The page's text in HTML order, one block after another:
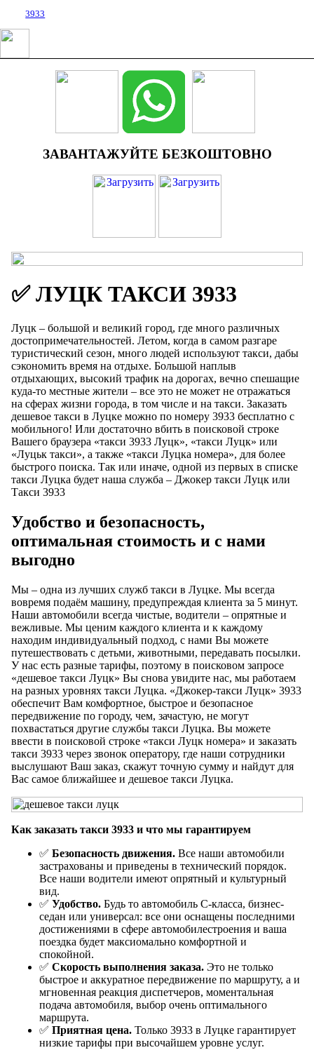
3933
ЗАВАНТАЖУЙТЕ БЕЗКОШТОВНО
✅ ЛУЦК ТАКСИ 3933
Луцк – большой и великий город, где много различных
достопримечательностей. Летом, когда в самом разгаре
туристический сезон, много людей используют такси, дабы
сэкономить время на отдыхе. Большой наплыв
отдыхающих, высокий трафик на дорогах, вечно спешащие
куда-то местные жители – все это не может не отражаться
на сферах жизни города, в том числе и на такси. Заказать
дешевое такси в Луцке можно по номеру 3933 бесплатно с
мобильного! Или достаточно вбить в поисковой строке
Вашего браузера «такси 3933 Луцк», «такси Луцк» или
«Луцьк такси», а также «такси Луцка номера», для более
быстрого поиска. Так или иначе, одной из первых в списке
такси Луцка будет наша служба – Джокер такси Луцк или
Такси 3933
Удобство и безопасность,
оптимальная стоимость и с нами
выгодно
Мы – одна из лучших служб такси в Луцке. Мы всегда
вовремя подаём машину, предупреждая клиента за 5 минут.
Наши автомобили всегда чистые, водители – опрятные и
вежливые. Мы ценим каждого клиента и к каждому
находим индивидуальный подход, с нами Вы можете
путешествовать с детьми, животными, передавать посылки.
У нас есть разные тарифы, поэтому в поисковом запросе
«дешевое такси Луцк» Вы снова увидите нас, мы работаем
на разных уровнях такси Луцка. «Джокер-такси Луцк» 3933
обеспечит Вам комфортное, быстрое и безопасное
передвижение по городу, чем, зачастую, не могут
похвастаться другие службы такси Луцка. Вы можете
ввести в поисковой строке «такси Луцк номера» и заказать
такси 3933 через звонок оператору, где наши сотрудники
выслушают Ваш заказ, скажут точную сумму и найдут для
Вас самое ближайшее и дешевое такси Луцка.
Как заказать такси 3933 и что мы гарантируем
✅ Безопасность движения. Все наши автомобили
застрахованы и приведены в технический порядок.
Все наши водители имеют опрятный и культурный
вид.
✅ Удобство. Будь то автомобиль С-класса, бизнес-
седан или универсал: все они оснащены последними
достижениями в сфере автомобилестроения и ваша
поездка будет максиомально комфортной и
спокойной.
✅ Скорость выполнения заказа. Это не только
быстрое и аккуратное передвижение по маршруту, а и
мгновенная реакция диспетчеров, моментальная
подача автомобиля, выбор очень оптимального
маршрута.
✅ Приятная цена. Только 3933 в Луцке гарантирует
низкие тарифы при высочайшем уровне услуг.